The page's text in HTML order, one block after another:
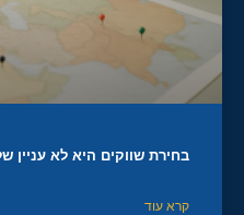
בחירת שווקים היא לא עניין
קרא עוד